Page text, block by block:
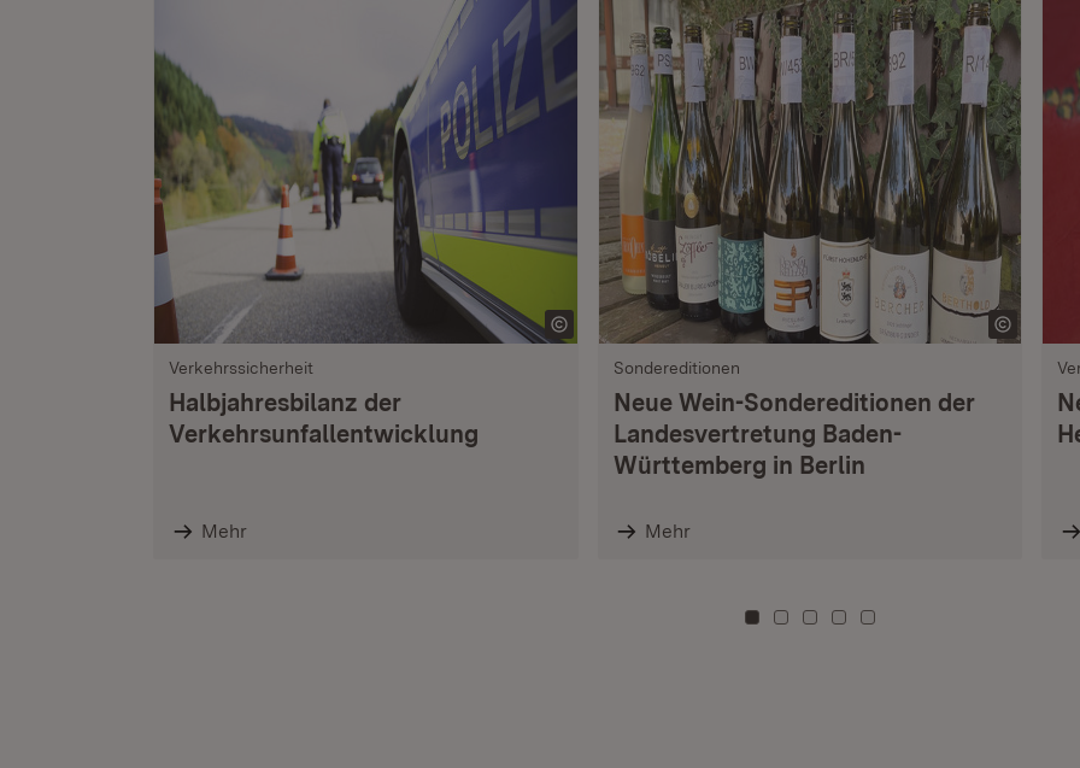
Verkehrssicherheit
Halbjahresbilanz der
Verkehrsunfallentwicklung
Mehr
Sondereditionen
Neue Wein-Sondereditionen der
Landesvertretung Baden-
Württemberg in Berlin
Mehr
Zu Kachel: 0
Zu Kachel: 3
Zu Kachel: 6
Zu Kachel: 9
Zu Kachel: 12